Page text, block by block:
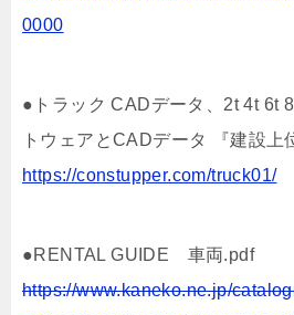
0000
●トラック CADデータ、2t 4t 6t
トウェアとCADデータ 『建設上
https://constupper.com/truck01/
●RENTAL GUIDE 車両.pdf
https://www.kaneko.ne.jp/